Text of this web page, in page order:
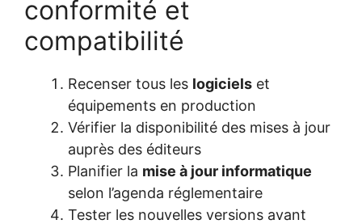
conformité et
compatibilité
Recenser tous les logiciels et
équipements en production
Vérifier la disponibilité des mises à jour
auprès des éditeurs
Planifier la mise à jour informatique
selon l’agenda réglementaire
Tester les nouvelles versions avant